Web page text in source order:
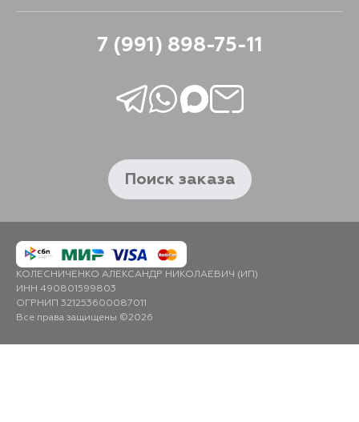
7 (991) 898-75-11
Поиск заказа
КОЛЕСНИЧЕНКО АЛЕКСАНДР НИКОЛАЕВИЧ (ИП)
ИНН 490801599803
ОГРНИП 321253600087011
Все права защищены ©2026